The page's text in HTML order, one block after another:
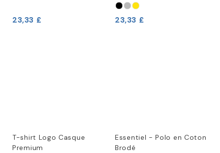
23,33 £ 23,33 £
T-shirt Logo Casque
Premium
Essentiel - Polo en Coton
Brodé